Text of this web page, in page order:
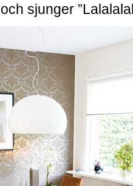
sjunger